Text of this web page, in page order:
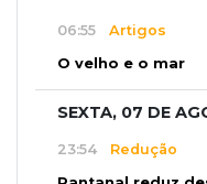
06:55 Artigos
O velho e o mar
SEXTA, 07 DE
23:54 Redução